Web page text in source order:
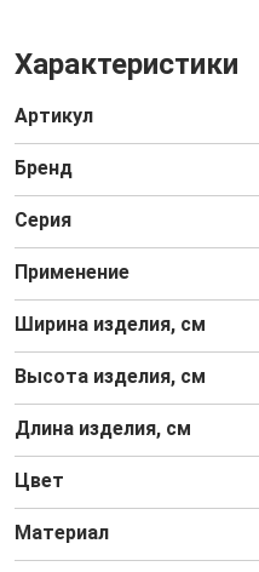
Характеристики
Артикул
Бренд
Серия
Применение
Ширина изделия, см
Высота изделия, см
Длина изделия, см
Цвет
Материал